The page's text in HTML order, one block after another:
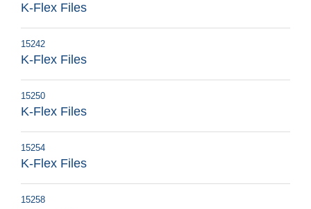
K-Flex Files
15242
K-Flex Files
15250
K-Flex Files
15254
K-Flex Files
15258